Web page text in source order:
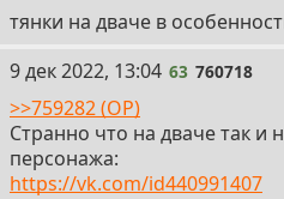
тянки на дваче в
63
9 дек 2022, 13:04 63 760718
>>759282 (OP)
Странно что на дваче так и
персонажа:
https://vk.com/id440991407